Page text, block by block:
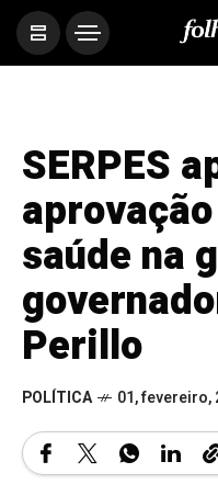
SERPES
saúde na
Perillo
POLÍTICA 01, fevereiro,